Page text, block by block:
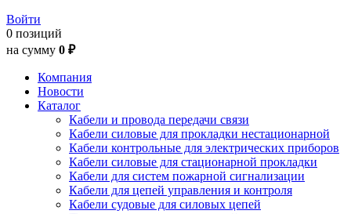
Войти
0 позиций
на сумму 0 ₽
Компания
Новости
Каталог
Кабели и провода передачи связи
Кабели силовые для прокладки нестационарной
Кабели контрольные для электрических приборов
Кабели силовые для стационарной прокладки
Кабели для систем пожарной сигнализации
Кабели для цепей управления и контроля
Кабели судовые для силовых цепей